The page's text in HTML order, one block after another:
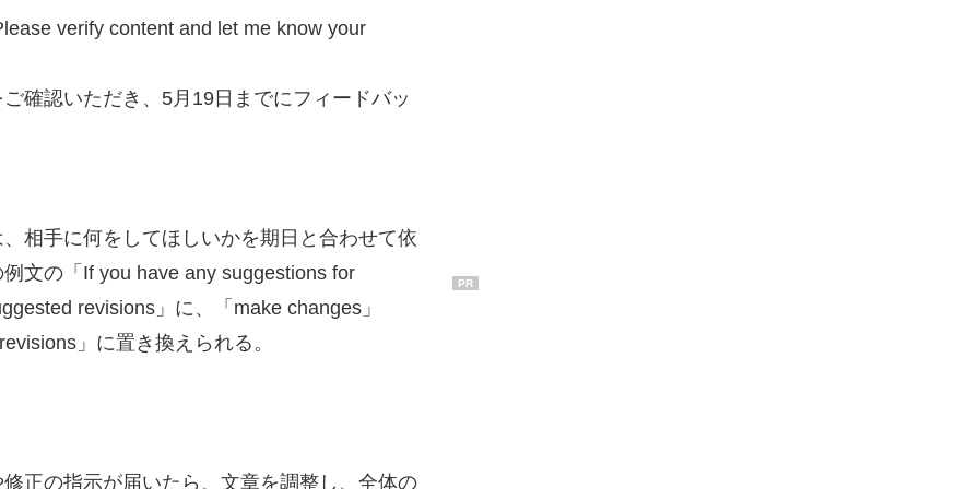
verify content and let me know your
確認いただき、5月19日までにフィードバッ
相手に何をしてほしいかを期日と合わせて依
文の「If you have any suggestions for
revisions」に、「make changes」
」に置き換えられる。
正の指示が届いたら、文章を調整し、全体の
PR